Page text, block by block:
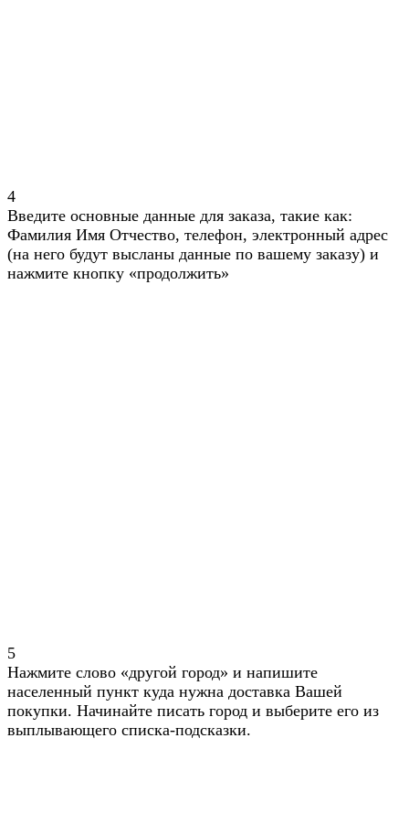
4
Введите основные данные для заказа, такие как:
Фамилия Имя Отчество, телефон, электронный адрес
(на него будут высланы данные по вашему заказу) и
нажмите кнопку «продолжить»
5
Нажмите слово «другой город» и напишите
населенный пункт куда нужна доставка Вашей
покупки. Начинайте писать город и выберите его из
выплывающего списка-подсказки.